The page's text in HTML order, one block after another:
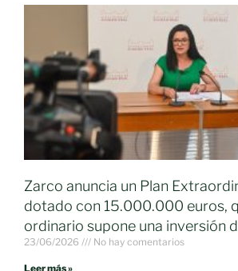
Zarco anuncia un Plan
dotado con 15.000.000 euros,
ordinario supone una inversión
23/06/2026 No hay comentarios
Leer más »